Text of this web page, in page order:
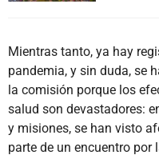
Mientras tanto, ya hay
pandemia, y sin duda, se
la comisión porque los
salud son devastadores:
y misiones, se han visto
parte de un encuentro por